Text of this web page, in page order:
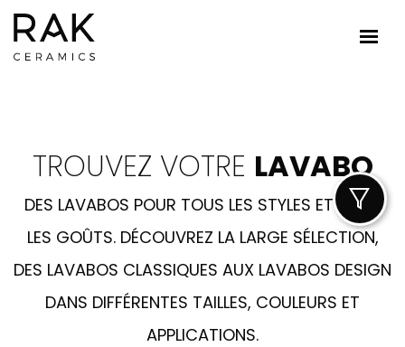
TROUVEZ VOTRE LAVABO
DES LAVABOS POUR TOUS LES STYLES ET TOUS
LES GOÛTS. DÉCOUVREZ LA LARGE SÉLECTION,
DES LAVABOS CLASSIQUES AUX LAVABOS DESIGN
DANS DIFFÉRENTES TAILLES, COULEURS ET
APPLICATIONS.